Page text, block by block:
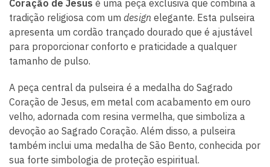
Coração de Jesus é uma peça exclusiva que combina a
tradição religiosa com um design elegante. Esta pulseira
apresenta um cordão trançado dourado que é ajustável
para proporcionar conforto e praticidade a qualquer
tamanho de pulso.
A peça central da pulseira é a medalha do Sagrado
Coração de Jesus, em metal com acabamento em ouro
velho, adornada com resina vermelha, que simboliza a
devoção ao Sagrado Coração. Além disso, a pulseira
também inclui uma medalha de São Bento, conhecida por
sua forte simbologia de proteção espiritual.